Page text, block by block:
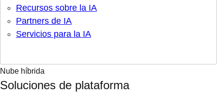
Recursos sobre la IA
Partners de IA
Servicios para la IA
Nube híbrida
Soluciones de plataforma